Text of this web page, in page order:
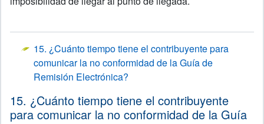
15. ¿Cuánto tiempo tiene el contribuyente para
comunicar la no conformidad de la Guía de
Remisión Electrónica?
15. ¿Cuánto tiempo tiene el contribuyente
para comunicar la no conformidad de la Guía